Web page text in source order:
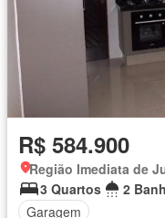
R$ 584.900
Região Imediata de
3 Quartos
2
Garagem